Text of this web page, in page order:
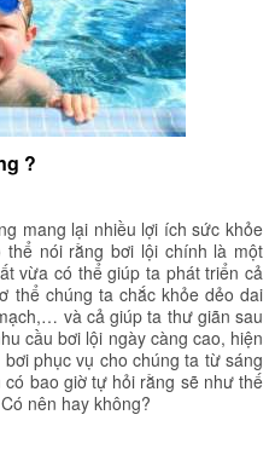
?
mang lại nhiều lợi ích sức khỏe
nói rằng bơi lội chính là một
vừa có thể giúp ta phát triển cả
thể chúng ta chắc khỏe dẻo dai
và cả giúp ta thư giãn sau
cầu bơi lội ngày càng cao, hiện
phục vụ cho chúng ta từ sáng
bao giờ tự hỏi rằng sẽ như thế
nên hay không?